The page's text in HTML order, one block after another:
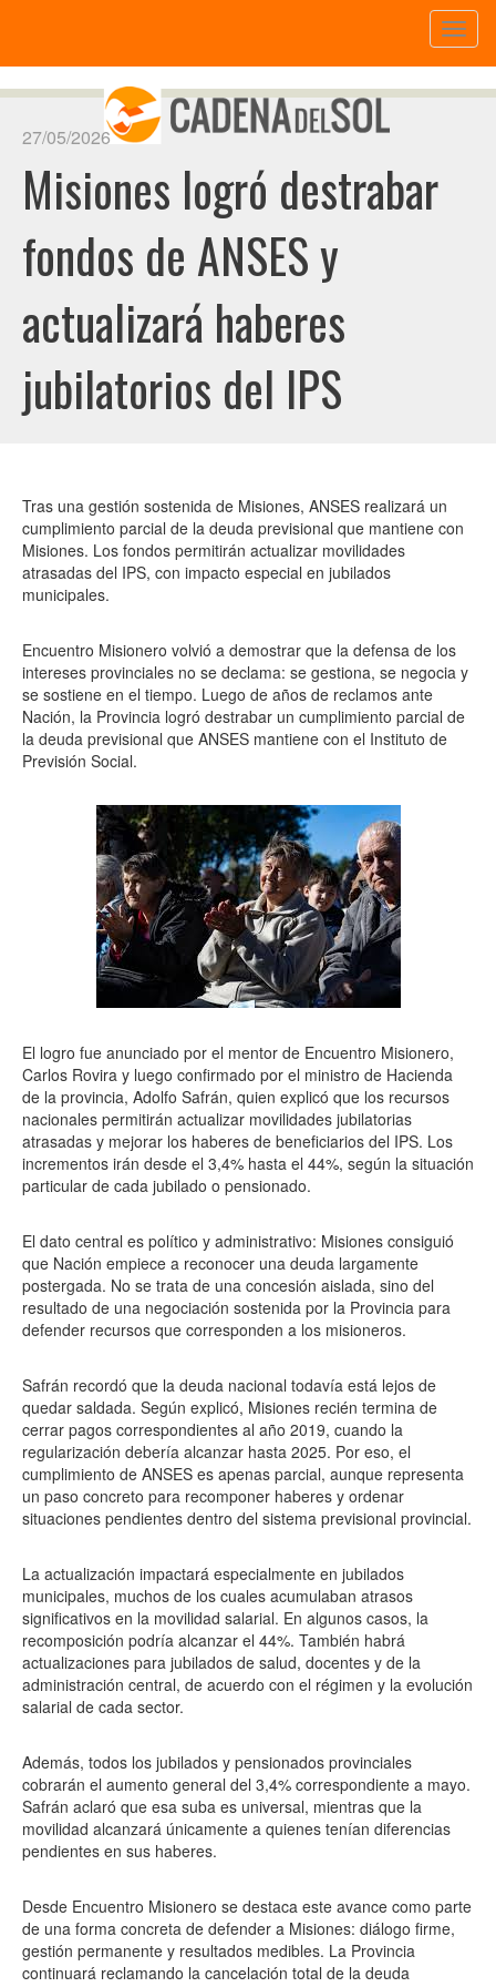
27/05/2026
Misiones logró destrabar
fondos de ANSES y
actualizará haberes
jubilatorios del IPS
Tras una gestión sostenida de Misiones, ANSES realizará un
cumplimiento parcial de la deuda previsional que mantiene con
Misiones. Los fondos permitirán actualizar movilidades
atrasadas del IPS, con impacto especial en jubilados
municipales.
Encuentro Misionero volvió a demostrar que la defensa de los
intereses provinciales no se declama: se gestiona, se negocia y
se sostiene en el tiempo. Luego de años de reclamos ante
Nación, la Provincia logró destrabar un cumplimiento parcial de
la deuda previsional que ANSES mantiene con el Instituto de
Previsión Social.
El logro fue anunciado por el mentor de Encuentro Misionero,
Carlos Rovira y luego confirmado por el ministro de Hacienda
de la provincia, Adolfo Safrán, quien explicó que los recursos
nacionales permitirán actualizar movilidades jubilatorias
atrasadas y mejorar los haberes de beneficiarios del IPS. Los
incrementos irán desde el 3,4% hasta el 44%, según la situación
particular de cada jubilado o pensionado.
El dato central es político y administrativo: Misiones consiguió
que Nación empiece a reconocer una deuda largamente
postergada. No se trata de una concesión aislada, sino del
resultado de una negociación sostenida por la Provincia para
defender recursos que corresponden a los misioneros.
Safrán recordó que la deuda nacional todavía está lejos de
quedar saldada. Según explicó, Misiones recién termina de
cerrar pagos correspondientes al año 2019, cuando la
regularización debería alcanzar hasta 2025. Por eso, el
cumplimiento de ANSES es apenas parcial, aunque representa
un paso concreto para recomponer haberes y ordenar
situaciones pendientes dentro del sistema previsional provincial.
La actualización impactará especialmente en jubilados
municipales, muchos de los cuales acumulaban atrasos
significativos en la movilidad salarial. En algunos casos, la
recomposición podría alcanzar el 44%. También habrá
actualizaciones para jubilados de salud, docentes y de la
administración central, de acuerdo con el régimen y la evolución
salarial de cada sector.
Además, todos los jubilados y pensionados provinciales
cobrarán el aumento general del 3,4% correspondiente a mayo.
Safrán aclaró que esa suba es universal, mientras que la
movilidad alcanzará únicamente a quienes tenían diferencias
pendientes en sus haberes.
Desde Encuentro Misionero se destaca este avance como parte
de una forma concreta de defender a Misiones: diálogo firme,
gestión permanente y resultados medibles. La Provincia
continuará reclamando la cancelación total de la deuda